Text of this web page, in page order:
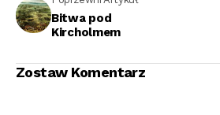
Bitwa pod
Kircholmem
Zostaw Komentarz